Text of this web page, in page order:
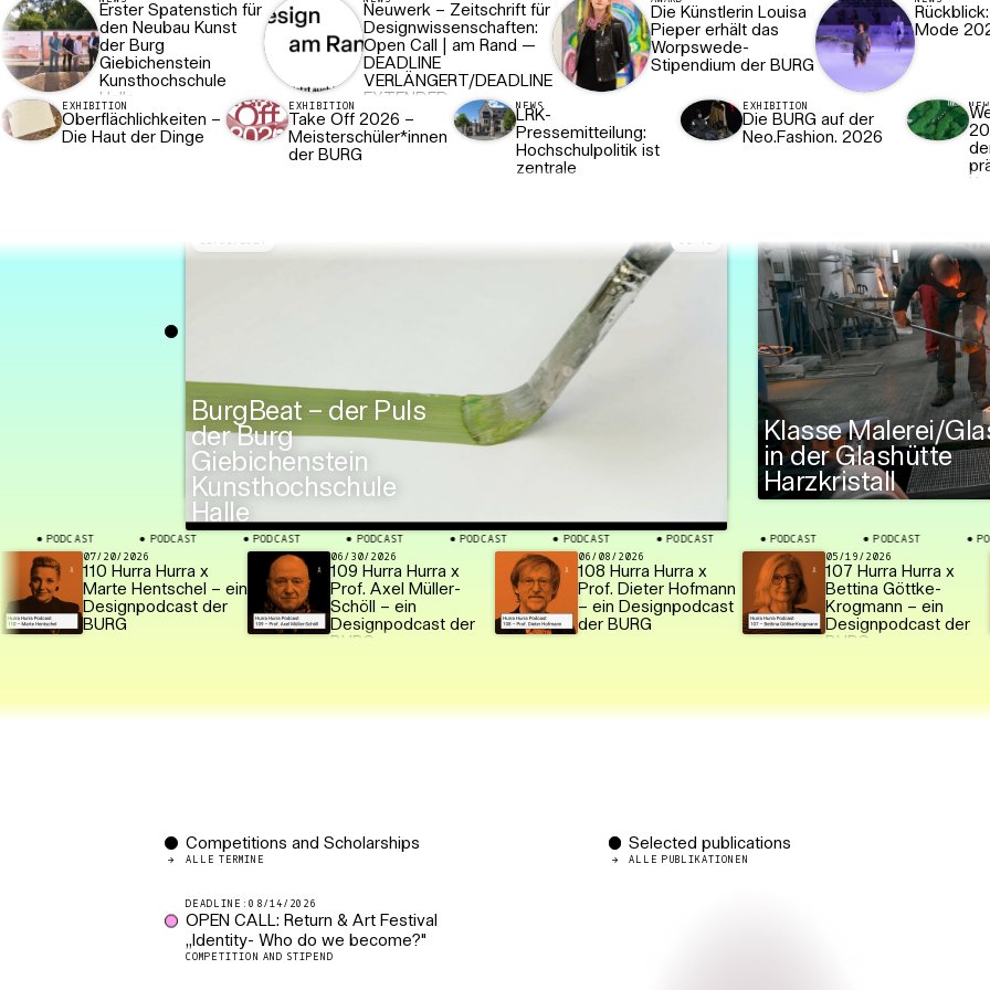
Erster Spatenstich für
den Neubau Kunst
der Burg
Giebichenstein
Kunsthochschule
Halle
Neuwerk – Zeitschrift für
Designwissenschaften:
Open Call | am Rand —
DEADLINE
VERLÄNGERT/DEADLINE
EXTENDED
Die Künstlerin Louisa
Pieper erhält das
Worpswede-
Stipendium der BURG
Mode
EXHIBITION
Oberflächlichkeiten –
Die Haut der Dinge
EXHIBITION
Take Off 2026 –
Meisterschüler*innen
der BURG
NEWS
LRK-
Pressemitteilung:
Hochschulpolitik ist
zentrale
EXHIBITION
Die BURG auf der
Neo.Fashion. 2026
in
Jahresausstellung
2025 der Burg
Giebichenstein
Kunsthochschule
Halle
Klasse Malerei/
in der Glashütte
Harzkristall
11/01/2024 02 42
BurgBeat – der Puls
der Burg
Giebichenstein
Kunsthochschule
Halle
PODCAST PODCAST PODCAST PODCAST PODCAST PODCAST PODCAST PODCAST PODCAST PODCAST
110 Hurra Hurra x
Marte Hentschel – ein
Designpodcast der
BURG
07/20/2026
109 Hurra Hurra x
Prof. Axel Müller-
Schöll – ein
Designpodcast der
BURG
06/30/2026
108 Hurra Hurra x
Prof. Dieter Hofmann
– ein Designpodcast
der BURG
06/08/2026
107 Hurra Hurra x
Bettina Göttke-
Krogmann – ein
Designpodcast der
BURG
05/19/2026
Competitions and Scholarships
ALLE TERMINE
08/14/2026
OPEN CALL: Return & Art Festival
„Identity- Who do we become?"
COMPETITION AND STIPEND
Selected publications
ALLE PUBLIKATIONEN